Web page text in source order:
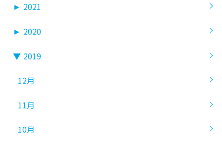
► 2021
► 2020
▼ 2019
12月
11月
10月